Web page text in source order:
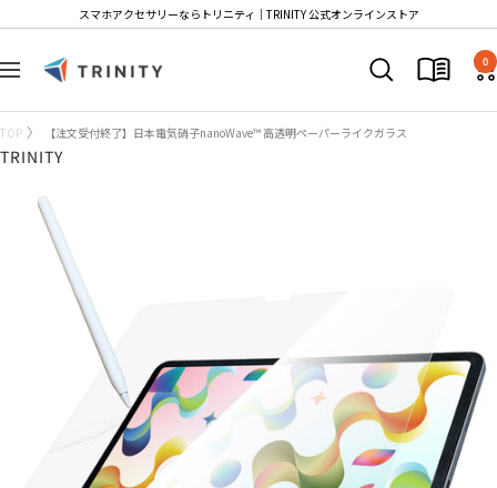
テ
ツ
へ
スマホアクセサリーならトリニティ│TRINITY 公式オンラインストア
ナ
ゲ
ー
Trinity
0
TOP 【注文受付終了】日本電気硝子nanoWave™ 高透明ペーパーライクガラス
TRINITY